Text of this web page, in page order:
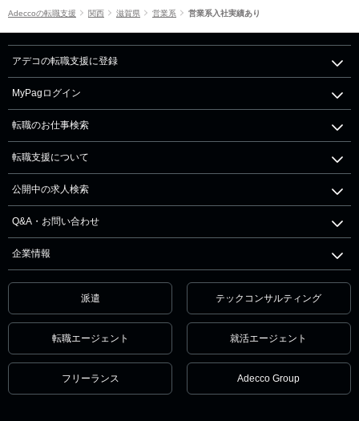
Adeccoの転職支援 関西 滋賀県 営業系 営業系入社実績あり
アデコの転職支援に登録
MyPagログイン
転職のお仕事検索
転職支援について
公開中の求人検索
Q&A・お問い合わせ
企業情報
派遣 テックコンサルティング
転職エージェント 就活エージェント
フリーランス Adecco Group